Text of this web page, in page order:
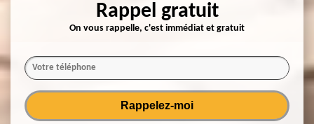
Rappel gratuit
On vous rappelle, c'est immédiat et gratuit